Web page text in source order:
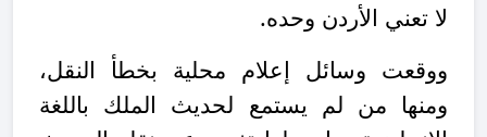
لا تعني الأردن وحده.
ووقعت وسائل إعلام محلية بخطأ النقل،
ومنها من لم يستمع لحديث الملك باللغة